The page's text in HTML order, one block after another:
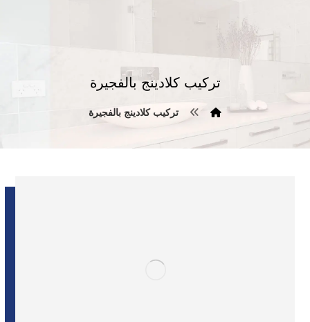
تركيب كلادينج بالفجيرة
تركيب كلادينج بالفجيرة